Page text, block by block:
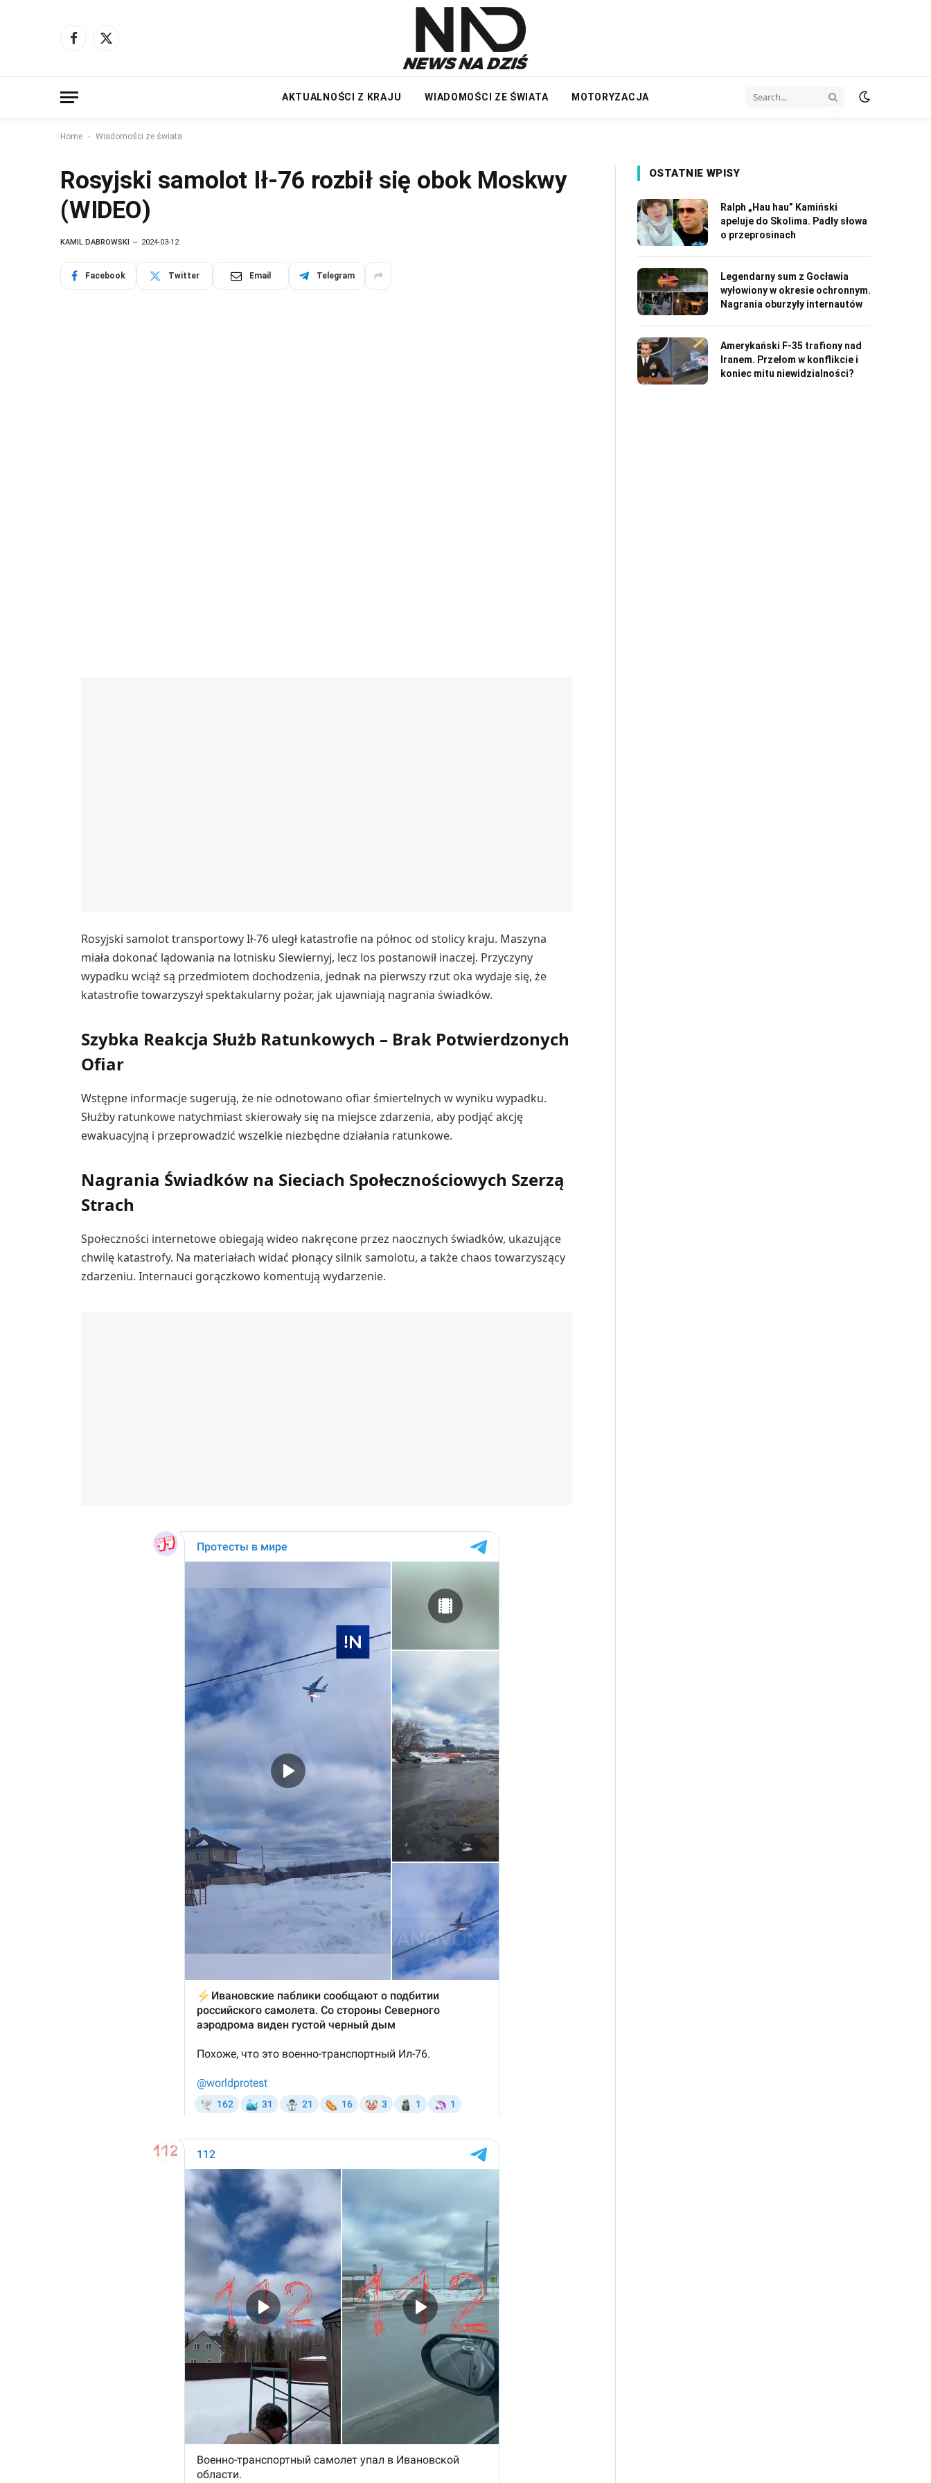
Facebook
X
AKTUALNOŚCI Z KRAJU WIADOMOŚCI ZE ŚWIATA MOTORYZACJA
Home - Wiadomości ze świata
Rosyjski samolot Ił-76 rozbił się obok Moskwy
(WIDEO)
KAMIL DABROWSKI 2024-03-12
Facebook Twitter Email Telegram
Rosyjski samolot transportowy Ił-76 uległ katastrofie na północ od stolicy kraju. Maszyna
miała dokonać lądowania na lotnisku Siewiernyj, lecz los postanowił inaczej. Przyczyny
wypadku wciąż są przedmiotem dochodzenia, jednak na pierwszy rzut oka wydaje się, że
katastrofie towarzyszył spektakularny pożar, jak ujawniają nagrania świadków.
Szybka Reakcja Służb Ratunkowych – Brak Potwierdzonych
Ofiar
Wstępne informacje sugerują, że nie odnotowano ofiar śmiertelnych w wyniku wypadku.
Służby ratunkowe natychmiast skierowały się na miejsce zdarzenia, aby podjąć akcję
ewakuacyjną i przeprowadzić wszelkie niezbędne działania ratunkowe.
Nagrania Świadków na Sieciach Społecznościowych Szerzą
Strach
Społeczności internetowe obiegają wideo nakręcone przez naocznych świadków, ukazujące
chwilę katastrofy. Na materiałach widać płonący silnik samolotu, a także chaos towarzyszący
zdarzeniu. Internauci gorączkowo komentują wydarzenie.
OSTATNIE WPISY
Ralph „Hau hau” Kamiński
apeluje do Skolima. Padły słowa
o przeprosinach
Legendarny sum z Gocławia
wyłowiony w okresie ochronnym.
Nagrania oburzyły internautów
Amerykański F-35 trafiony nad
Iranem. Przełom w konflikcie i
koniec mitu niewidzialności?